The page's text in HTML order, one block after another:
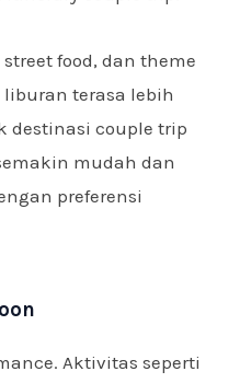
food, dan theme
terasa lebih
destinasi couple trip
mudah dan
preferensi
Aktivitas seperti